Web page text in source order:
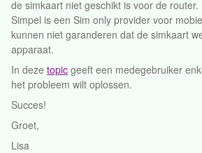
de simkaart niet geschikt is voor de router.
Simpel is een Sim only provider voor
kunnen niet garanderen dat de simkaart
apparaat.
In deze topic geeft een medegebruiker
het probleem wilt oplossen.
Succes!
Groet,
Lisa